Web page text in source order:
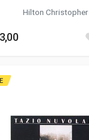
Hilton Christopher